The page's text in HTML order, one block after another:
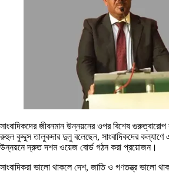
সাংবাদিকদের জীবনমান উন্নয়নের ওপর বিশেষ
রুহুল কুদ্দুস তালুকদার দুলু বলেছেন, সাংবাদিকদের কল্যাণে
উন্নয়নে দ্রুত দশম ওয়েজ বোর্ড গঠন করা প্রয়োজন।
সাংবাদিকরা ভালো থাকলে দেশ, জাতি ও গণতন্ত্র ভালো